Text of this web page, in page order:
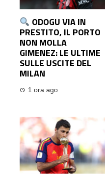
ODOGU VIA IN
PRESTITO, IL PORTO
NON MOLLA
GIMENEZ: LE ULTIME
SULLE USCITE DEL
MILAN
1 ora ago